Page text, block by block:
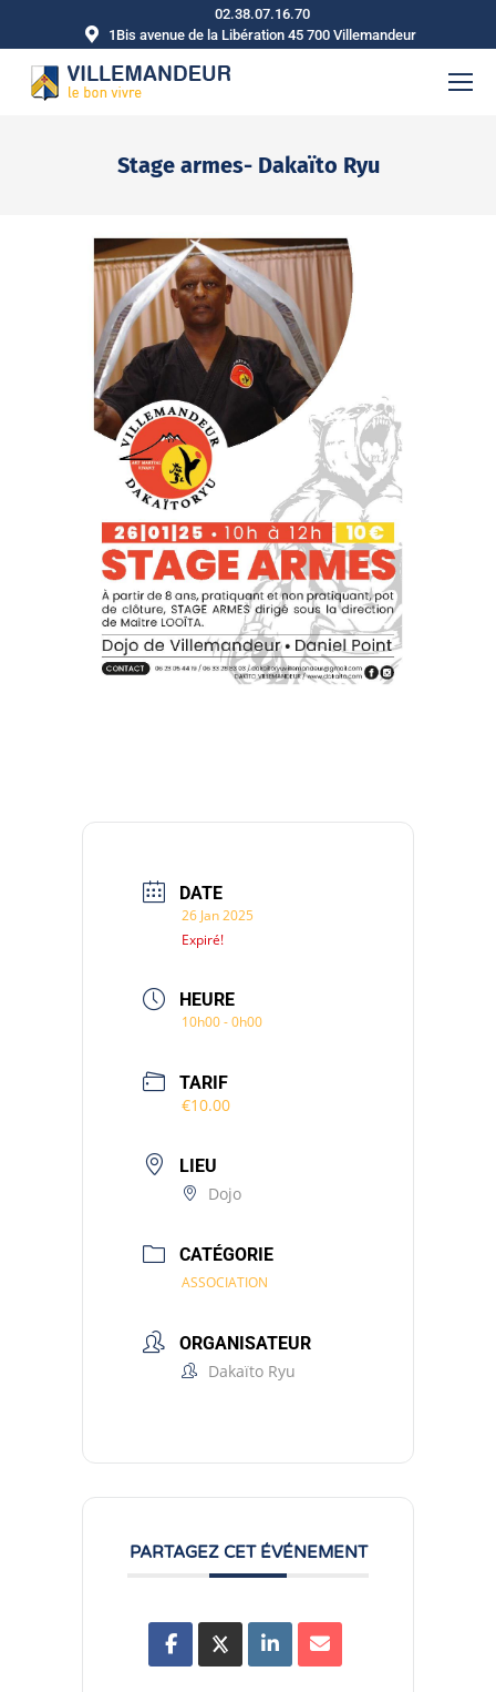
02.38.07.16.70
1Bis avenue de la Libération 45 700 Villemandeur
Stage armes- Dakaïto Ryu
DATE
26 Jan 2025
Expiré!
HEURE
10h00 - 0h00
TARIF
€10.00
LIEU
Dojo
CATÉGORIE
ASSOCIATION
ORGANISATEUR
Dakaïto Ryu
PARTAGEZ CET ÉVÉNEMENT